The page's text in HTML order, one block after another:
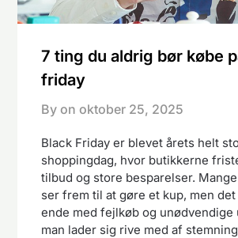
7 ting du aldrig bør købe
friday
By on oktober 25, 2025
Black Friday er blevet årets helt
shoppingdag, hvor butikkerne
tilbud og store besparelser.
ser frem til at gøre et kup, men
ende med fejlkøb og unødvendige
man lader sig rive med af